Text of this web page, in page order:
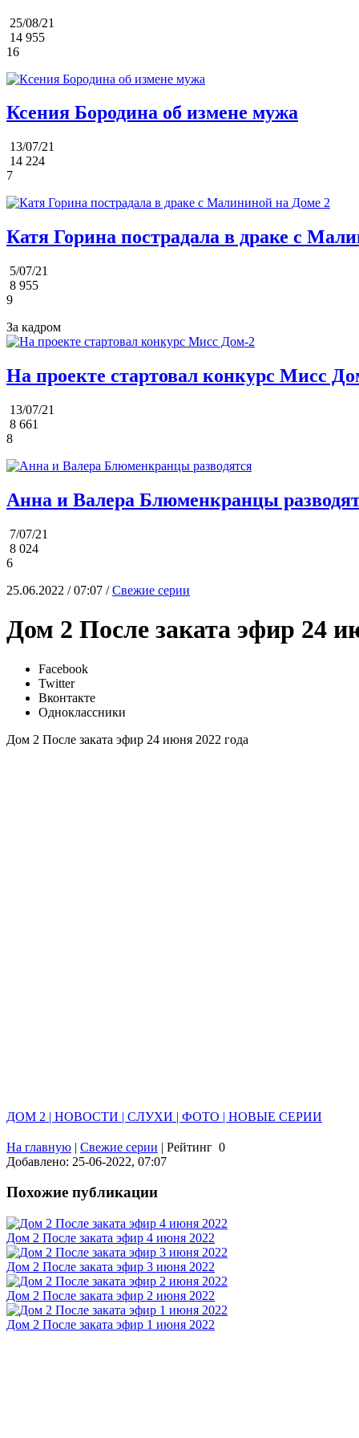
25/08/21
14 955
16
Ксения Бородина об измене мужа
13/07/21
14 224
7
Катя Горина пострадала в драке с
5/07/21
8 955
9
За кадром
На проекте стартовал конкурс Мисс
13/07/21
8 661
8
Анна и Валера Блюменкранцы
7/07/21
8 024
6
25.06.2022 / 07:07 /Свежие серии
Дом 2 После заката эфир 24
Facebook
Twitter
Вконтакте
Одноклассники
Дом 2 После заката эфир 24 июня 2022 года
ДОМ 2 | НОВОСТИ | СЛУХИ | ФОТО | НОВЫЕ СЕРИИ
На главную | Свежие серии | Рейтинг 0
Добавлено: 25-06-2022, 07:07
Похожие публикации
Дом 2 После заката эфир 4 июня 2022
Дом 2 После заката эфир 3 июня 2022
Дом 2 После заката эфир 2 июня 2022
Дом 2 После заката эфир 1 июня 2022